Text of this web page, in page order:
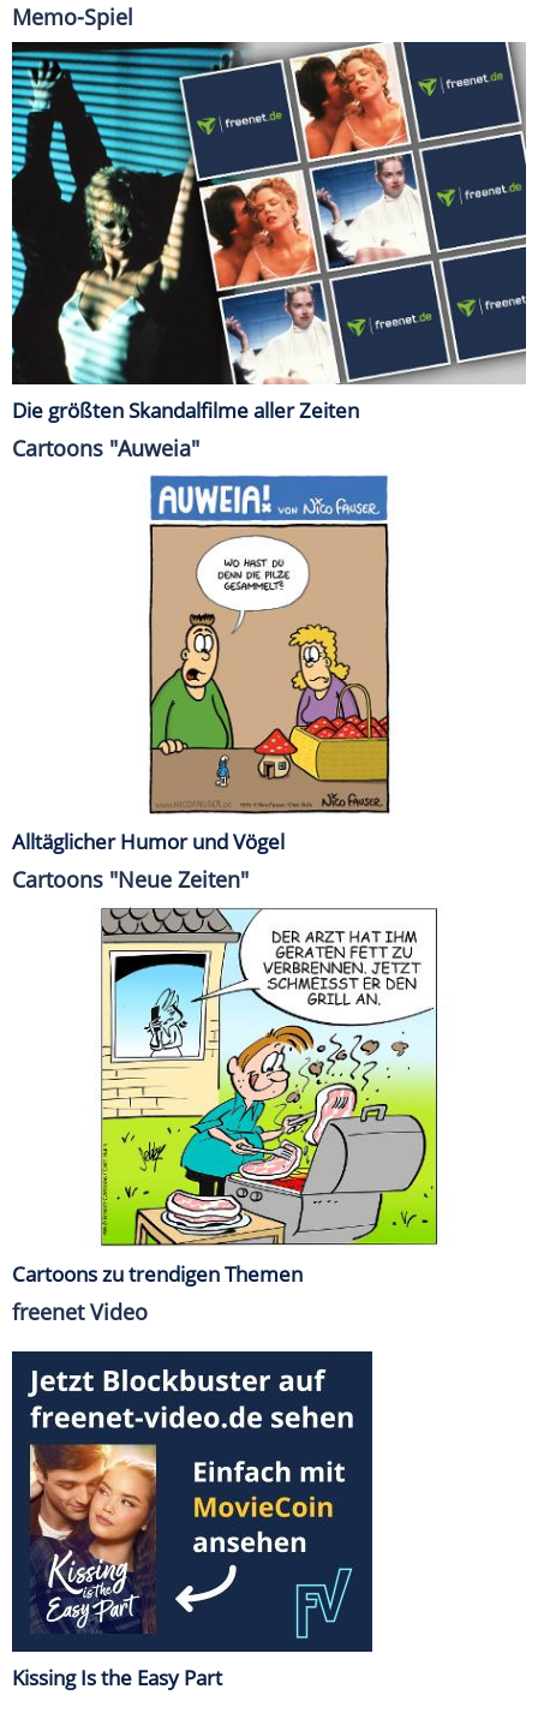
Memo-Spiel
Die größten Skandalfilme aller Zeiten
Cartoons "Auweia"
Alltäglicher Humor und Vögel
Cartoons "Neue Zeiten"
Cartoons zu trendigen Themen
freenet Video
Kissing Is the Easy Part